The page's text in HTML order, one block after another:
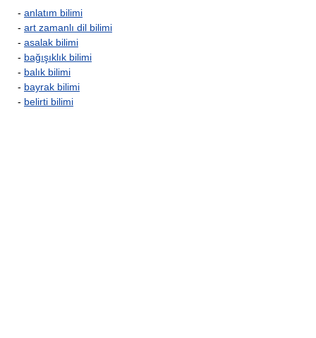
- anlatım bilimi
- art zamanlı dil bilimi
- asalak bilimi
- bağışıklık bilimi
- balık bilimi
- bayrak bilimi
- belirti bilimi